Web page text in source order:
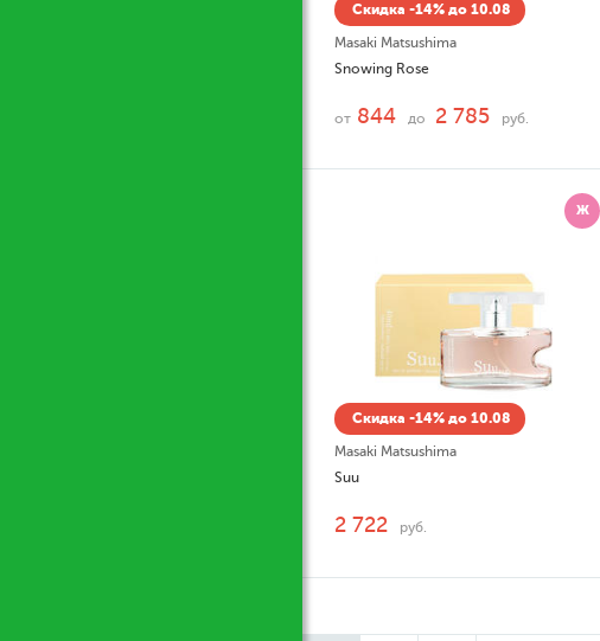
Скидка -14% до 10.08
Masaki Matsushima
Snowing Rose
от 844 до 2 785 руб.
Ж
Скидка -14% до 10.08
Masaki Matsushima
Suu
2 722 руб.